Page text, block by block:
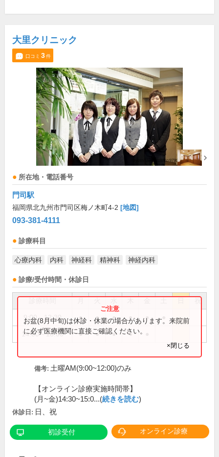
大里クリニック
口コミ 3件
所在地・電話番号
門司駅
福岡県北九州市門司区梅ノ木町4-2 [地図]
093-381-4111
診療科目
心療内科 内科 神経科 精神科 神経内科
診療/受付時間・休診日
祝
9:00～12:30 ● ● ● ● ●
14:00～18:00 ● ● ● ●
お盆(8月中旬)は休診・休業の場合があります。来院前
に必ず医療機関に直接ご確認ください。
×閉じる
備考: 土曜AM(9:00~12:00)のみ
【オンライン診療実施時間帯】
(月~金)14:30~15:0...(続きを読む)
休診日: 日、祝
初診受付 オンライン診療